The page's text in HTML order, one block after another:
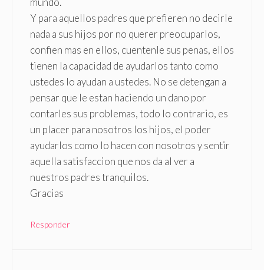
Y para aquellos padres que prefieren no decirle
nada a sus hijos por no querer preocuparlos,
confien mas en ellos, cuentenle sus penas, ellos
tienen la capacidad de ayudarlos tanto como
ustedes lo ayudan a ustedes. No se detengan a
pensar que le estan haciendo un dano por
contarles sus problemas, todo lo contrario, es
un placer para nosotros los hijos, el poder
ayudarlos como lo hacen con nosotros y sentir
aquella satisfaccion que nos da al ver a
nuestros padres tranquilos.
Gracias
Responder